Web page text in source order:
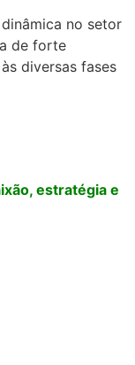
no setor
de forte
diversas fases
estratégia e